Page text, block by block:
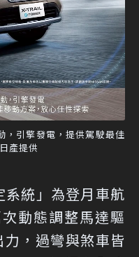
，引擎發電，提供駕駛最佳
產提供
系統」為登月車航
動態調整馬達驅
，過彎與煞車皆